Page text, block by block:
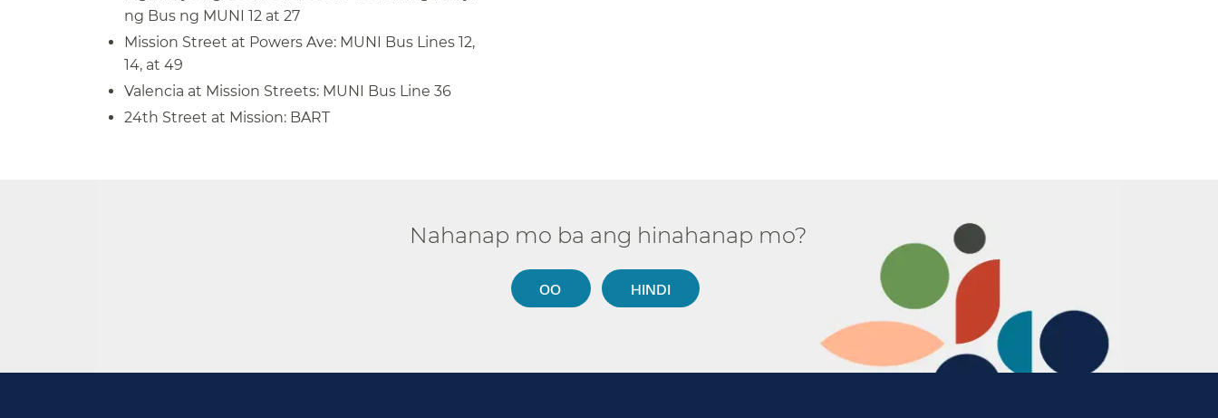
ng Bus ng MUNI 12 at 27​​
Mission Street at Powers Ave: MUNI Bus Lines 12,
14, at 49​​
Valencia at Mission Streets: MUNI Bus Line 36​​
24th Street at Mission: BART​​
Nahanap mo ba ang hinahanap mo?​​
OO​​ HINDI​​